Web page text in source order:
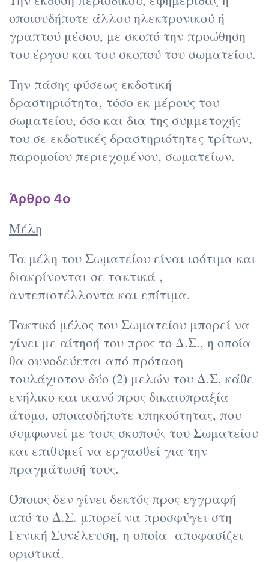
οποιουδήποτε άλλου ηλεκτρονικού ή
γραπτού μέσου, με σκοπό την προώθηση
του έργου και του σκοπού του σωματείου.
Την πάσης φύσεως εκδοτική
δραστηριότητα, τόσο εκ μέρους του
σωματείου, όσο και δια της συμμετοχής
του σε εκδοτικές δραστηριότητες τρίτων,
παρομοίου περιεχομένου, σωματείων.
Άρθρο 4ο
Μέλη
Τα μέλη του Σωματείου είναι ισότιμα και
διακρίνονται σε τακτικά ,
αντεπιστέλλοντα και επίτιμα.
Τακτικό μέλος του Σωματείου μπορεί να
γίνει με αίτησή του προς το Δ.Σ., η οποία
θα συνοδεύεται από πρόταση
τουλάχιστον δύο (2) μελών του Δ.Σ, κάθε
ενήλικο και ικανό προς δικαιοπραξία
άτομο, οποιασδήποτε υπηκοότητας, που
συμφωνεί με τους σκοπούς του Σωματείου
και επιθυμεί να εργασθεί για την
πραγμάτωσή τους.
Όποιος δεν γίνει δεκτός προς εγγραφή
από το Δ.Σ. μπορεί να προσφύγει στη
Γενική Συνέλευση, η οποία αποφασίζει
οριστικά.